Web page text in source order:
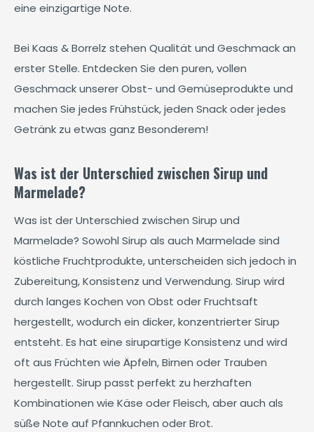
eine einzigartige Note.
Bei Kaas & Borrelz stehen Qualität und Geschmack an
erster Stelle. Entdecken Sie den puren, vollen
Geschmack unserer Obst- und Gemüseprodukte und
machen Sie jedes Frühstück, jeden Snack oder jedes
Getränk zu etwas ganz Besonderem!
Was ist der Unterschied zwischen Sirup und
Marmelade?
Was ist der Unterschied zwischen Sirup und
Marmelade? Sowohl Sirup als auch Marmelade sind
köstliche Fruchtprodukte, unterscheiden sich jedoch in
Zubereitung, Konsistenz und Verwendung. Sirup wird
durch langes Kochen von Obst oder Fruchtsaft
hergestellt, wodurch ein dicker, konzentrierter Sirup
entsteht. Es hat eine sirupartige Konsistenz und wird
oft aus Früchten wie Äpfeln, Birnen oder Trauben
hergestellt. Sirup passt perfekt zu herzhaften
Kombinationen wie Käse oder Fleisch, aber auch als
süße Note auf Pfannkuchen oder Brot.